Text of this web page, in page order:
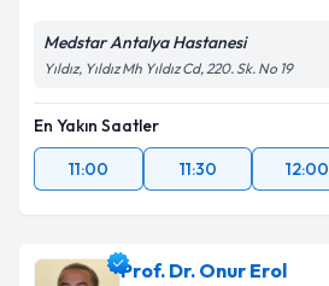
Medstar Antalya Hastanesi
Yıldız, Yıldız Mh Yıldız Cd, 220. Sk. No 19
En Yakın Saatler
11:00
11:30 12:00
Prof. Dr. Onur Erol